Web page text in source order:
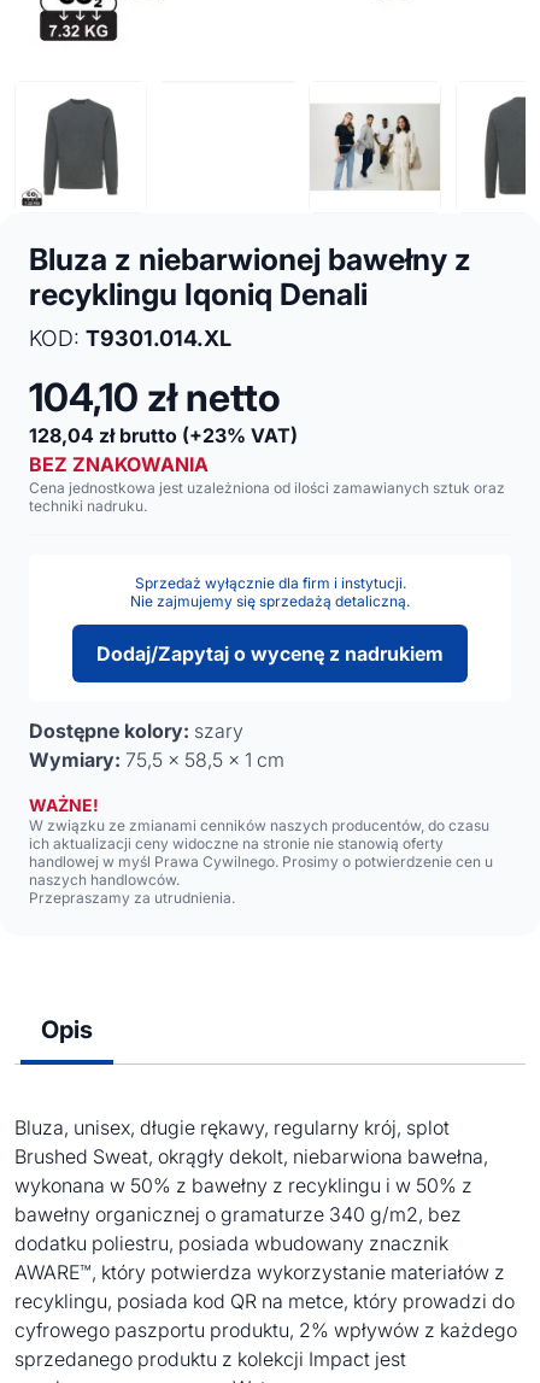
Bluza z niebarwionej bawełny z
recyklingu Iqoniq Denali
KOD: T9301.014.XL
104,10 zł netto
128,04 zł brutto (+23% VAT)
BEZ ZNAKOWANIA
Cena jednostkowa jest uzależniona od ilości zamawianych sztuk oraz
techniki nadruku.
Sprzedaż wyłącznie dla firm i instytucji.
Nie zajmujemy się sprzedażą detaliczną.
Dodaj/Zapytaj o wycenę z nadrukiem
Dostępne kolory: szary
Wymiary: 75,5 x 58,5 x 1 cm
WAŻNE!
W związku ze zmianami cenników naszych producentów, do czasu
ich aktualizacji ceny widoczne na stronie nie stanowią oferty
handlowej w myśl Prawa Cywilnego. Prosimy o potwierdzenie cen u
naszych handlowców.
Przepraszamy za utrudnienia.
Opis
Bluza, unisex, długie rękawy, regularny krój, splot
Brushed Sweat, okrągły dekolt, niebarwiona bawełna,
wykonana w 50% z bawełny z recyklingu i w 50% z
bawełny organicznej o gramaturze 340 g/m2, bez
dodatku poliestru, posiada wbudowany znacznik
AWARE™, który potwierdza wykorzystanie materiałów z
recyklingu, posiada kod QR na metce, który prowadzi do
cyfrowego paszportu produktu, 2% wpływów z każdego
sprzedanego produktu z kolekcji Impact jest